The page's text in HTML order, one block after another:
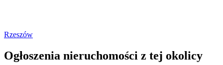
Rzeszów
Ogłoszenia nieruchomości z tej okolicy